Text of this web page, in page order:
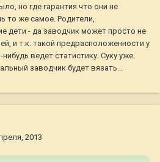
но где гарантия что они не
то же самое. Родители,
дети - да заводчик может просто не
и т.к. такой предрасположенности у
ведет статистику. Суку уже
заводчик будет вязать...
2013